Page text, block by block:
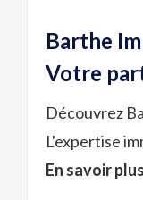
Barthe
Votre
Découvrez
L'expertise
En savoir